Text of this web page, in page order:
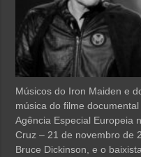
Músicos do Iron Maiden e
música do filme
Agência Especial Europeia
Cruz – 21 de novembro de
Bruce Dickinson, e o